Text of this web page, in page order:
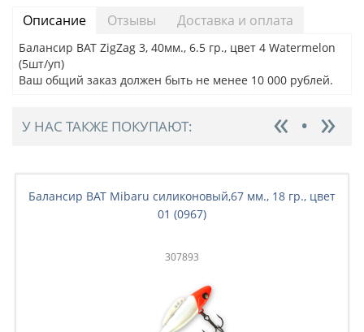
Описание Отзывы Доставка и оплата
Балансир BAT ZigZag 3, 40мм., 6.5 гр., цвет 4 Watermelon
(5шт/уп)
Ваш общий заказ должен быть не менее 10 000 рублей.
У НАС ТАКЖЕ ПОКУПАЮТ:
Балансир BAT Mibaru силиконовый,67 мм., 18 гр., цвет
01 (0967)
307893